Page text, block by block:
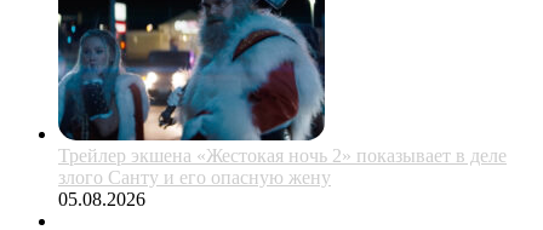
Трейлер экшена «Жестокая ночь 2» показывает в деле
злого Санту и его опасную жену
05.08.2026